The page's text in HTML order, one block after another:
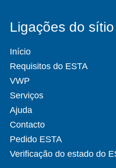
Ligações do sítio
Início
Requisitos do ESTA
VWP
Serviços
Ajuda
Contacto
Pedido ESTA
Verificação do estado do